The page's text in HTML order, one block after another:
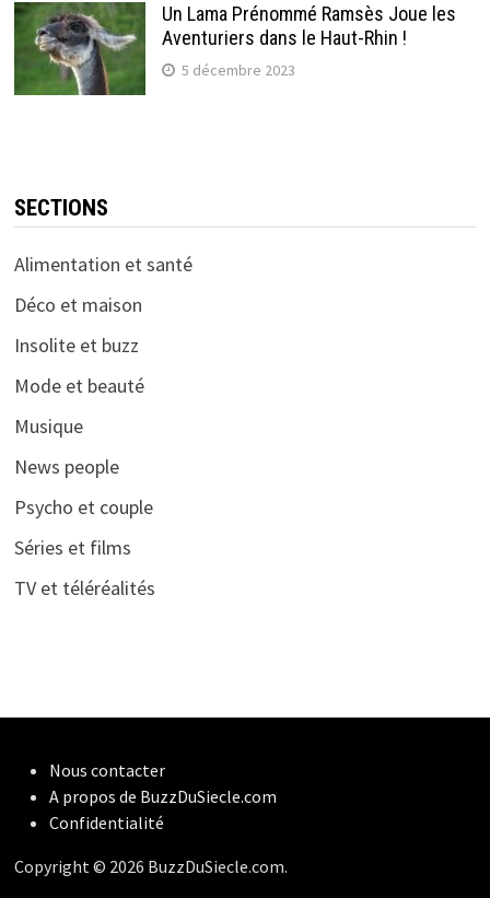
Un Lama Prénommé Ramsès Joue les
Aventuriers dans le Haut-Rhin !
5 décembre 2023
SECTIONS
Alimentation et santé
Déco et maison
Insolite et buzz
Mode et beauté
Musique
News people
Psycho et couple
Séries et films
TV et téléréalités
Nous contacter
A propos de BuzzDuSiecle.com
Confidentialité
Copyright © 2026 BuzzDuSiecle.com.